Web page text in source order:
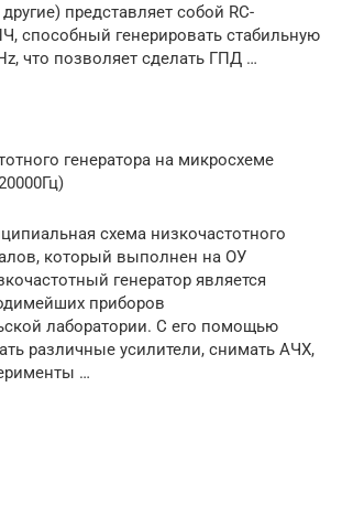
представляет собой RC-
способный генерировать стабильную
что позволяет сделать ГПД …
генератора на микросхеме
схема низкочастотного
который выполнен на ОУ
генератор является
приборов
лаборатории. С его помощью
различные усилители, снимать АЧХ,
…